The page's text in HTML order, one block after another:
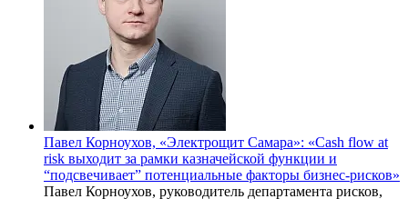
Павел Корноухов, «Электрощит Самара»: «Cash flow at
risk выходит за рамки казначейской функции и
“подсвечивает” потенциальные факторы бизнес-рисков»
Павел Корноухов, руководитель департамента рисков,